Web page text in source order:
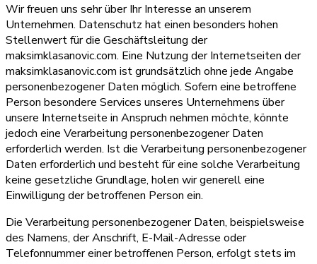
Wir freuen uns sehr über Ihr Interesse an unserem
Unternehmen. Datenschutz hat einen besonders hohen
Stellenwert für die Geschäftsleitung der
maksimklasanovic.com. Eine Nutzung der Internetseiten der
maksimklasanovic.com ist grundsätzlich ohne jede Angabe
personenbezogener Daten möglich. Sofern eine betroffene
Person besondere Services unseres Unternehmens über
unsere Internetseite in Anspruch nehmen möchte, könnte
jedoch eine Verarbeitung personenbezogener Daten
erforderlich werden. Ist die Verarbeitung personenbezogener
Daten erforderlich und besteht für eine solche Verarbeitung
keine gesetzliche Grundlage, holen wir generell eine
Einwilligung der betroffenen Person ein.
Die Verarbeitung personenbezogener Daten, beispielsweise
des Namens, der Anschrift, E-Mail-Adresse oder
Telefonnummer einer betroffenen Person, erfolgt stets im